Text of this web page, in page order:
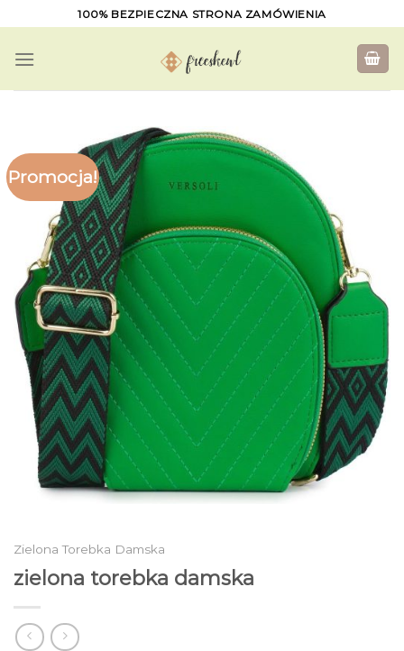
to
content
100% BEZPIECZNA STRONA ZAMÓWIENIA
Promocja!
Zielona Torebka Damska
zielona torebka damska